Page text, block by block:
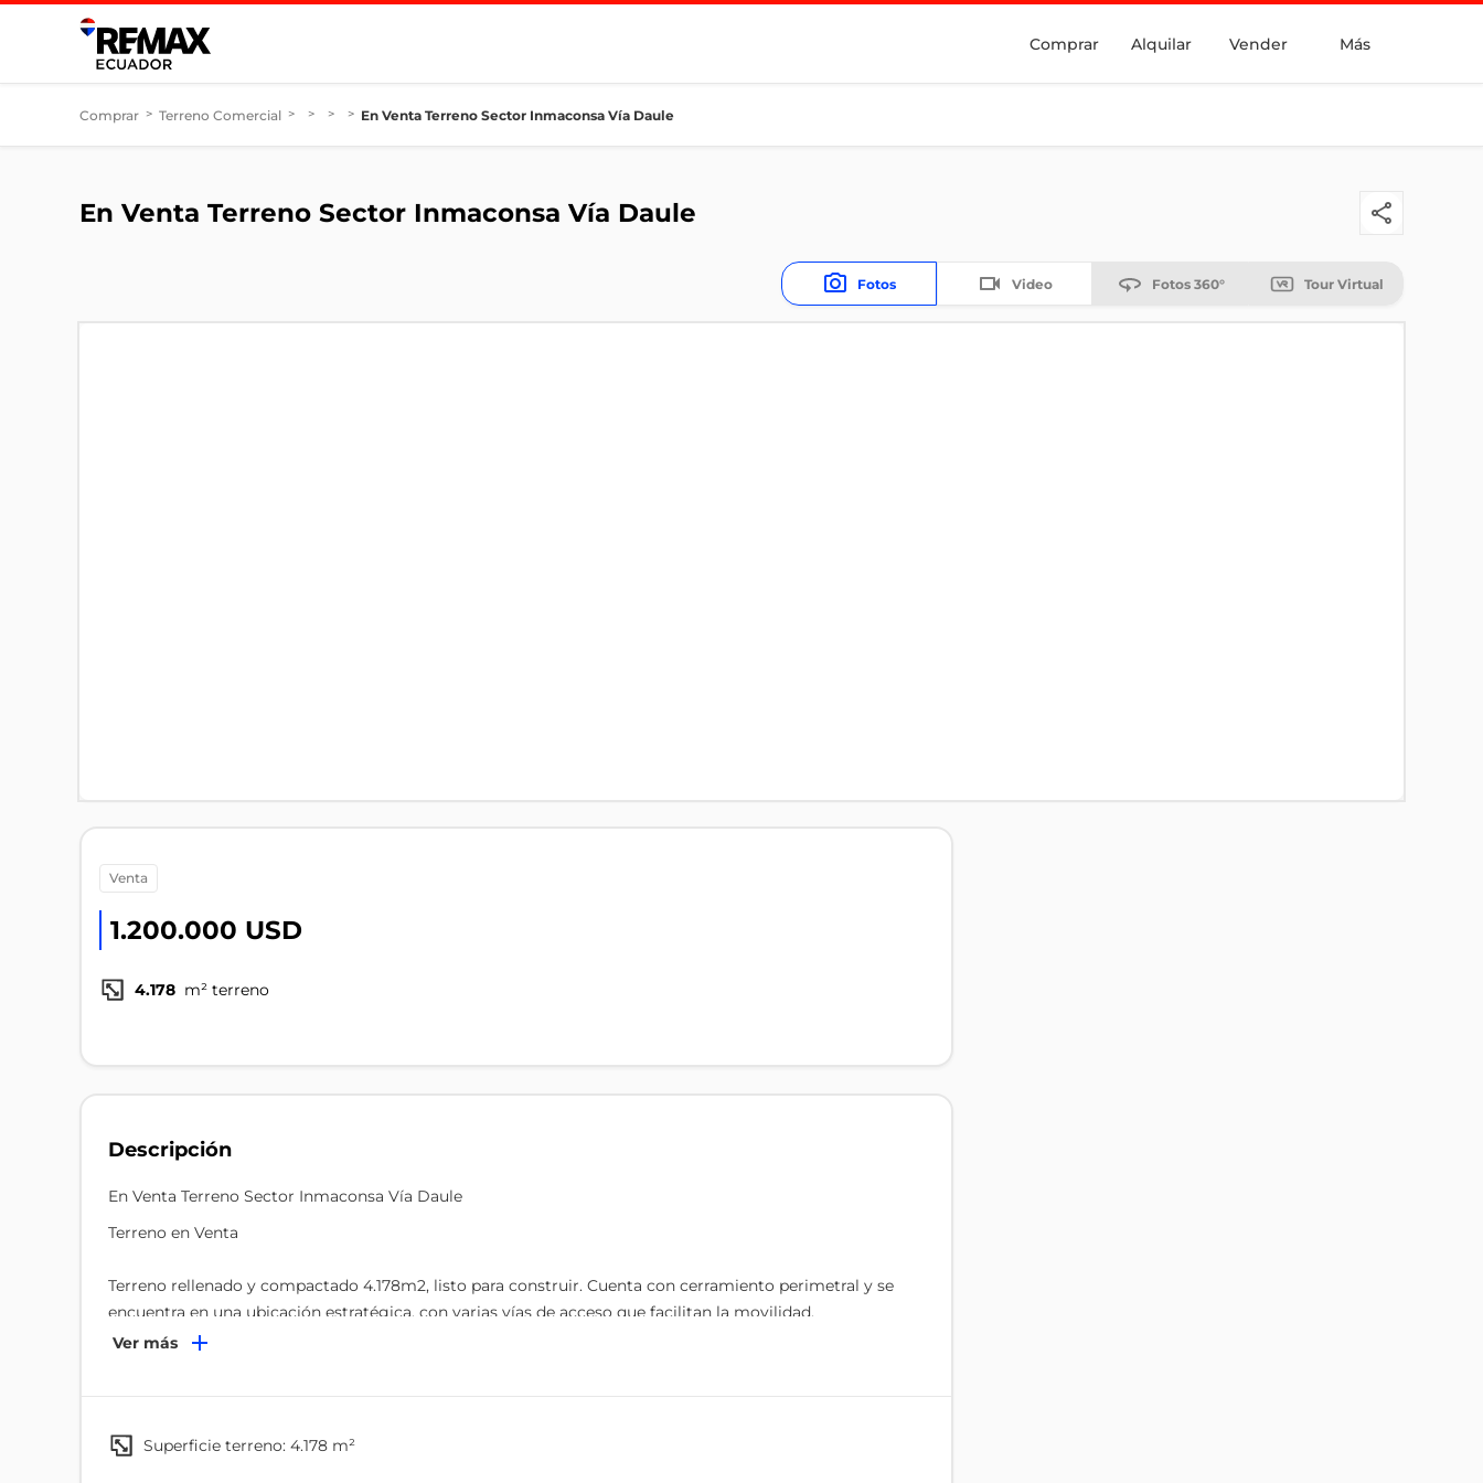
Comprar Alquilar Vender Más
Comprar > Terreno Comercial > > > > En Venta Terreno Sector Inmaconsa Vía Daule
En Venta Terreno Sector Inmaconsa Vía Daule
Fotos Video Fotos 360° Tour Virtual
venta
1.200.000 USD
4.178 m² terreno
Descripción
En Venta Terreno Sector Inmaconsa Vía Daule
Terreno en Venta
Terreno rellenado y compactado 4.178m2, listo para construir. Cuenta con cerramiento perimetral y se
encuentra en una ubicación estratégica, con varias vías de acceso que facilitan la movilidad.
¡Una gran oportunidad que no puedes dejar pasar!
Ver más
superficie terreno: 4.178 m²